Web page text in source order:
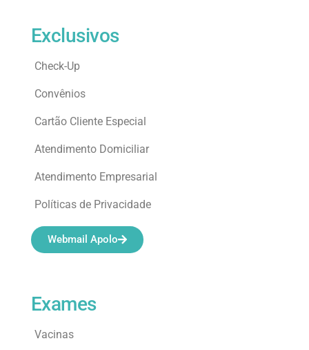
Exames
Vacinas
Exclusivos
Check-Up
Convênios
Cartão Cliente Especial
Atendimento Domiciliar
Atendimento Empresarial
Políticas de Privacidade
Webmail Apolo